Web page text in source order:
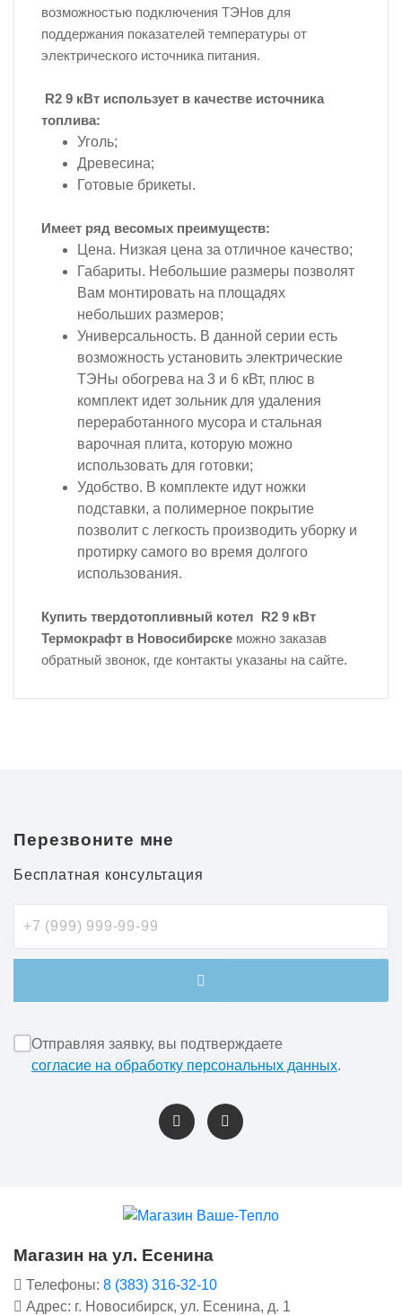
возможностью подключения ТЭНов для
поддержания показателей температуры от
электрического источника питания.
R2 9 кВт использует в качестве источника
топлива:
Уголь;
Древесина;
Готовые брикеты.
Имеет ряд весомых преимуществ:
Цена. Низкая цена за отличное качество;
Габариты. Небольшие размеры позволят
Вам монтировать на площадях
небольших размеров;
Универсальность. В данной серии есть
возможность установить электрические
ТЭНы обогрева на 3 и 6 кВт, плюс в
комплект идет зольник для удаления
переработанного мусора и стальная
варочная плита, которую можно
использовать для готовки;
Удобство. В комплекте идут ножки
подставки, а полимерное покрытие
позволит с легкость производить уборку и
протирку самого во время долгого
использования.
Купить твердотопливный котел R2 9 кВт
Термокрафт в Новосибирске можно заказав
обратный звонок, где контакты указаны на сайте.
Перезвоните мне
Бесплатная консультация
Отправляя заявку, вы подтверждаете
согласие на обработку персональных данных.
Магазин на ул. Есенина
Телефоны: 8 (383) 316-32-10
Адрес: г. Новосибирск, ул. Есенина, д. 1